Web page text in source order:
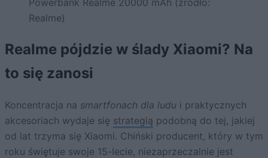
Realme)
Realme pójdzie w ślady Xiaomi? Na
to się zanosi
Koncentracja na smartfonach dla ludu i praktycznych
akcesoriach wydaje się strategią podobną do tej, jakiej
od lat trzyma się Xiaomi. Chiński producent, który w tym
roku świętuje swoje 15-lecie, niezaprzeczalnie jest